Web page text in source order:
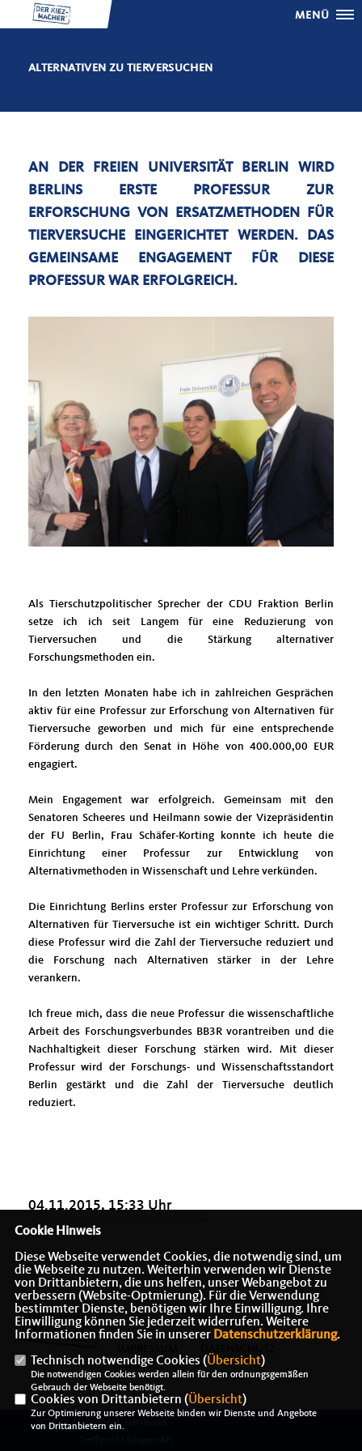
MENÜ
ALTERNATIVEN ZU TIERVERSUCHEN
AN DER FREIEN UNIVERSITÄT BERLIN WIRD
BERLINS ERSTE PROFESSUR ZUR
ERFORSCHUNG VON ERSATZMETHODEN FÜR
TIERVERSUCHE EINGERICHTET WERDEN. DAS
GEMEINSAME ENGAGEMENT FÜR DIESE
PROFESSUR WAR ERFOLGREICH.
Als Tierschutzpolitischer Sprecher der CDU Fraktion Berlin
setze ich ich seit Langem für eine Reduzierung von
Tierversuchen und die Stärkung alternativer
Forschungsmethoden ein.
In den letzten Monaten habe ich in zahlreichen Gesprächen
aktiv für eine Professur zur Erforschung von Alternativen für
Tierversuche geworben und mich für eine entsprechende
Förderung durch den Senat in Höhe von 400.000,00 EUR
engagiert.
Mein Engagement war erfolgreich. Gemeinsam mit den
Senatoren Scheeres und Heilmann sowie der Vizepräsidentin
der FU Berlin, Frau Schäfer-Korting konnte ich heute die
Einrichtung einer Professur zur Entwicklung von
Alternativmethoden in Wissenschaft und Lehre verkünden.
Die Einrichtung Berlins erster Professur zur Erforschung von
Alternativen für Tierversuche ist ein wichtiger Schritt. Durch
diese Professur wird die Zahl der Tierversuche reduziert und
die Forschung nach Alternativen stärker in der Lehre
verankern.
Ich freue mich, dass die neue Professur die wissenschaftliche
Arbeit des Forschungsverbundes BB3R vorantreiben und die
Nachhaltigkeit dieser Forschung stärken wird. Mit dieser
Professur wird der Forschungs- und Wissenschaftsstandort
Berlin gestärkt und die Zahl der Tierversuche deutlich
reduziert.
04.11.2015, 15:33 Uhr
KONTAKT
@2026 Alexander J. Herrmann -
Cookie Hinweis
Diese Webseite verwendet Cookies, die notwendig sind, um
die Webseite zu nutzen. Weiterhin verwenden wir Dienste
von Drittanbietern, die uns helfen, unser Webangebot zu
verbessern (Website-Optmierung). Für die Verwendung
bestimmter Dienste, benötigen wir Ihre Einwilligung. Ihre
Einwilligung können Sie jederzeit widerrufen. Weitere
Informationen finden Sie in unserer Datenschutzerklärung.
Technisch notwendige Cookies (Übersicht)
Die notwendigen Cookies werden allein für den ordnungsgemäßen
Gebrauch der Webseite benötigt.
Cookies von Drittanbietern (Übersicht)
Zur Optimierung unserer Webseite binden wir Dienste und Angebote
von Drittanbietern ein.